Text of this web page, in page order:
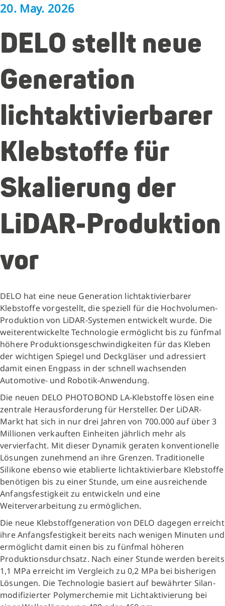
20. May. 2026
DELO stellt neue
Generation
lichtaktivierbarer
Klebstoffe für
Skalierung der
LiDAR-Produktion
vor
DELO hat eine neue Generation lichtaktivierbarer
Klebstoffe vorgestellt, die speziell für die Hochvolumen-
Produktion von LiDAR-Systemen entwickelt wurde. Die
weiterentwickelte Technologie ermöglicht bis zu fünfmal
höhere Produktionsgeschwindigkeiten für das Kleben
der wichtigen Spiegel und Deckgläser und adressiert
damit einen Engpass in der schnell wachsenden
Automotive- und Robotik-Anwendung.
Die neuen DELO PHOTOBOND LA-Klebstoffe lösen eine
zentrale Herausforderung für Hersteller. Der LiDAR-
Markt hat sich in nur drei Jahren von 700.000 auf über 3
Millionen verkauften Einheiten jährlich mehr als
vervierfacht. Mit dieser Dynamik geraten konventionelle
Lösungen zunehmend an ihre Grenzen. Traditionelle
Silikone ebenso wie etablierte lichtaktivierbare Klebstoffe
benötigen bis zu einer Stunde, um eine ausreichende
Anfangsfestigkeit zu entwickeln und eine
Weiterverarbeitung zu ermöglichen.
Die neue Klebstoffgeneration von DELO dagegen erreicht
ihre Anfangsfestigkeit bereits nach wenigen Minuten und
ermöglicht damit einen bis zu fünfmal höheren
Produktionsdurchsatz. Nach einer Stunde werden bereits
1,1 MPa erreicht im Vergleich zu 0,2 MPa bei bisherigen
Lösungen. Die Technologie basiert auf bewährter Silan-
modifizierter Polymerchemie mit Lichtaktivierung bei